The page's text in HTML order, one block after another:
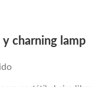
y charning lamp